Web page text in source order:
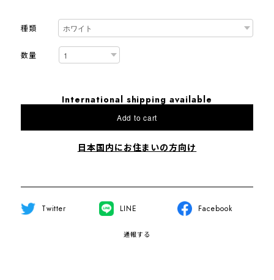
種類
数量
International shipping available
Add to cart
日本国内にお住まいの方向け
Twitter LINE Facebook
通報する